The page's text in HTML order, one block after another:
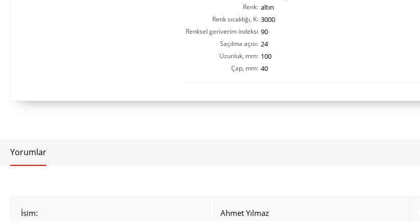
Renk: altın
Renk sıcaklığı, K: 3000
Renksel geriverim indeksi
CRI(Ra):
90
Saçılma açısı: 24
Uzunluk, mm: 100
Çap, mm: 40
Yorumlar
İsim: Ahmet Yılmaz